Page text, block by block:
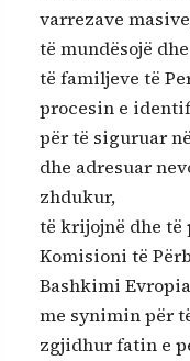
varrezave
të mundësojë
të familjeve të
procesin e
për të siguruar
dhe adresuar
zhdukur,
të krijojnë dhe të
Komisioni të
Bashkimi
me synimin për
zgjidhur fatin e